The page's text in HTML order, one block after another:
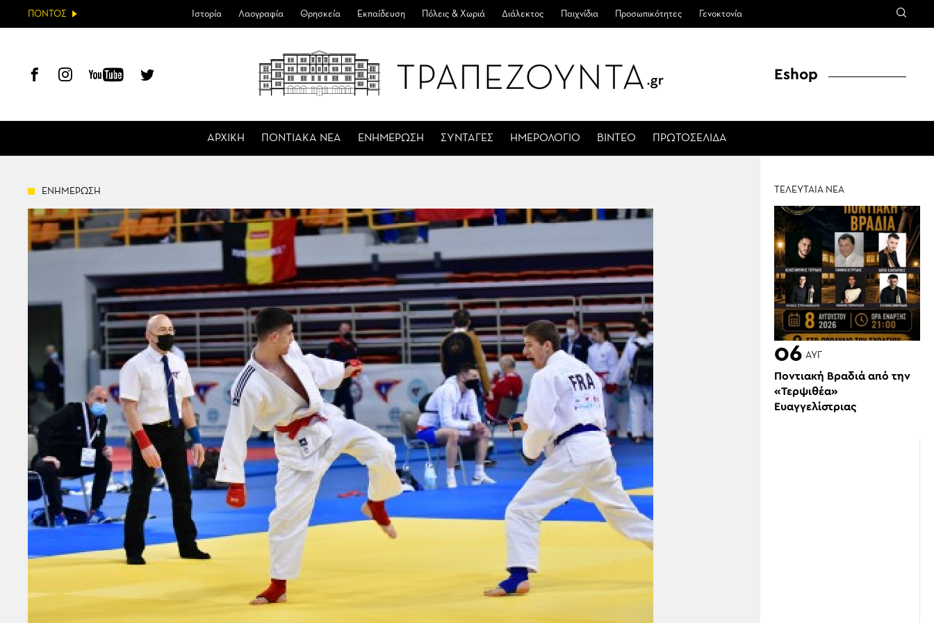
ΠΟΝΤΟΣ Ιστορία Λαογραφία Θρησκεία Εκπαίδευση Πόλεις & Χωριά Διάλεκτος Παιχνίδια Προσωπικότητες Γενοκτονία
ΑΡΧΙΚΗ ΠΟΝΤΙΑΚΑ ΝΕΑ ΕΝΗΜΕΡΩΣΗ ΣΥΝΤΑΓΕΣ ΗΜΕΡΟΛΟΓΙΟ ΒΙΝΤΕΟ ΠΡΩΤΟΣΕΛΙΔΑ
Eshop
ΕΝΗΜΕΡΩΣΗ ΤΕΛΕΥΤΑΙΑ ΝΕΑ
06 ΑΥΓ
Ποντιακή Βραδιά από την
«Τερψιθέα»
Ευαγγελίστριας